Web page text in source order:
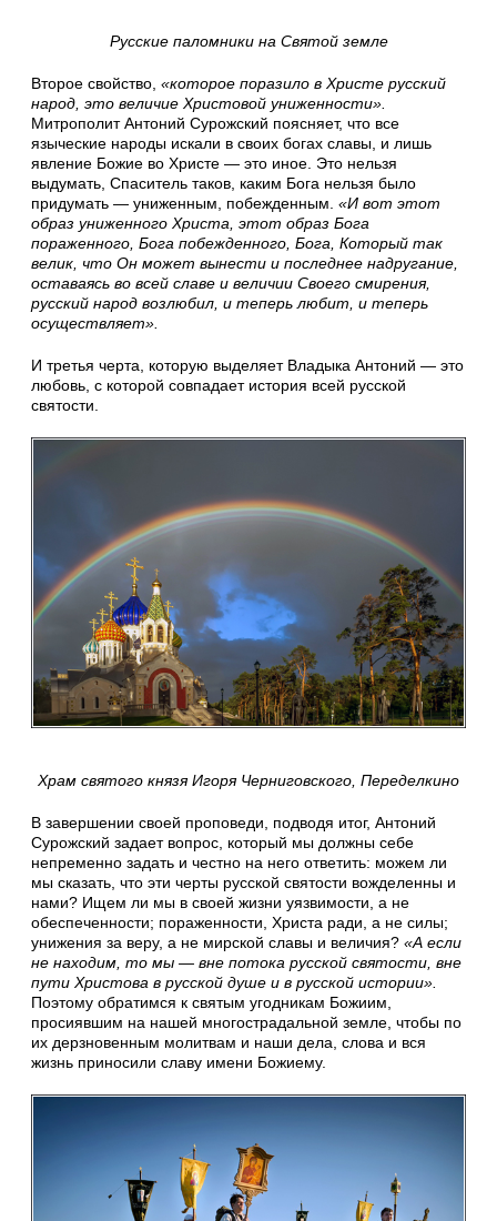
Русские паломники на Святой земле
Второе свойство, «которое поразило в Христе русский
народ, это величие Христовой униженности».
Митрополит Антоний Сурожский поясняет, что все
языческие народы искали в своих богах славы, и лишь
явление Божие во Христе — это иное. Это нельзя
выдумать, Спаситель таков, каким Бога нельзя было
придумать — униженным, побежденным. «И вот этот
образ униженного Христа, этот образ Бога
пораженного, Бога побежденного, Бога, Который так
велик, что Он может вынести и последнее надругание,
оставаясь во всей славе и величии Своего смирения,
русский народ возлюбил, и теперь любит, и теперь
осуществляет».
И третья черта, которую выделяет Владыка Антоний — это
любовь, с которой совпадает история всей русской
святости.
Храм святого князя Игоря Черниговского, Переделкино
В завершении своей проповеди, подводя итог, Антоний
Сурожский задает вопрос, который мы должны себе
непременно задать и честно на него ответить: можем ли
мы сказать, что эти черты русской святости вожделенны и
нами? Ищем ли мы в своей жизни уязвимости, а не
обеспеченности; пораженности, Христа ради, а не силы;
унижения за веру, а не мирской славы и величия? «А если
не находим, то мы — вне потока русской святости, вне
пути Христова в русской душе и в русской истории».
Поэтому обратимся к святым угодникам Божиим,
просиявшим на нашей многострадальной земле, чтобы по
их дерзновенным молитвам и наши дела, слова и вся
жизнь приносили славу имени Божиему.